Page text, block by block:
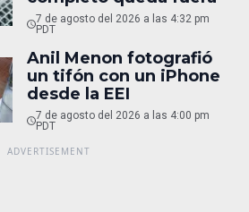
7 de agosto del 2026 a las 4:32 pm
PDT
Anil Menon fotografió
un tifón con un iPhone
desde la EEI
7 de agosto del 2026 a las 4:00 pm
PDT